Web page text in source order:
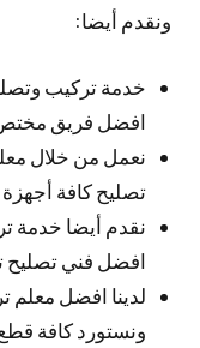
ونقدم أيضا:
خدمة تركيب
افضل فريق
نعمل من خلال
تصليح كافة أجهزة
نقدم أيضا خدمة
افضل فني تصليح
لدينا افضل معلم
ونستورد كافة قطع